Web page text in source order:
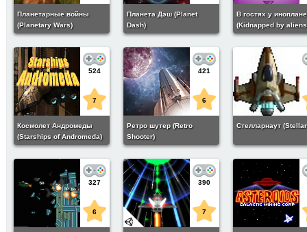
Планетарные войны
(Planetary Wars)
Планета Дэш (Planet
Dash)
В гостях у
(Kidnapped by
524
7
Космолет Андромеды
(Starships of Andromeda)
421
6
Ретро шутер (Retro
Shooter)
Стелларнаут
327
6
390
7